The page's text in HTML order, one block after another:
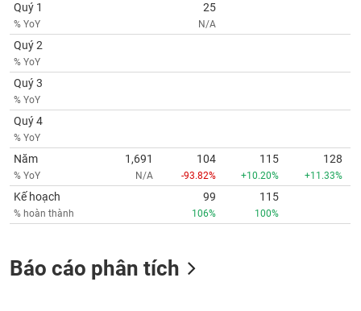
Quý 1
% YoY
25
N/A
Quý 2
% YoY
Quý 3
% YoY
Quý 4
% YoY
Năm
% YoY
1,691
N/A
104
-93.82%
115
+10.20%
128
+11.33%
Kế hoạch
% hoàn thành
99
106%
115
100%
Báo cáo phân tích